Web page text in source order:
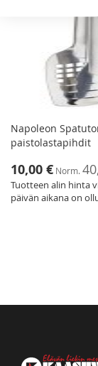
Napoleon
paistolastapihdit
Tarjoushinta
10,00 € Norm.
Tuotteen alin hinta
päivän aikana on